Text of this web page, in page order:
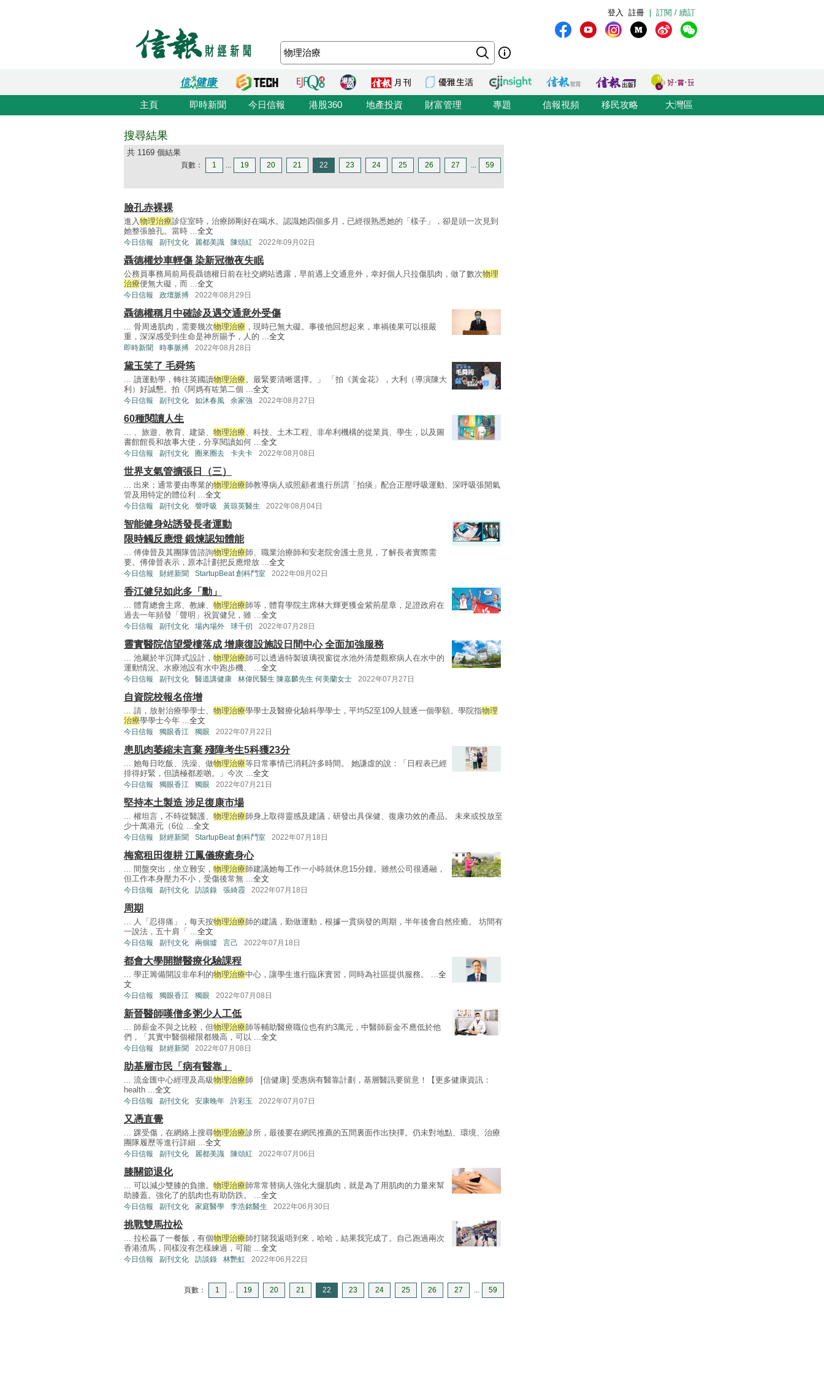
訂閱 / 續訂
註冊
登入
主頁 即時新聞 今日信報 港股360 地產投資 財富管理 專題 信報視頻 移民攻略 大灣區
搜尋結果
共 1169 個結果
頁數： 1 ... 19 20 21 22 23 24 25 26 27 ... 59
臉孔赤裸裸
進入物理治療診症室時，治療師剛好在喝水。認識她四個多月，已經很熟悉她的「樣子」，卻是頭一次見到
她整張臉孔。當時 ...全文
今日信報 副刊文化 麗都美識 陳頌紅 2022年09月02日
聶德權炒車輕傷 染新冠徹夜失眠
公務員事務局前局長聶德權日前在社交網站透露，早前遇上交通意外，幸好個人只拉傷肌肉，做了數次物理
治療便無大礙，而 ...全文
今日信報 政壇脈搏 2022年08月29日
聶德權稱月中確診及遇交通意外受傷
... 骨周邊肌肉，需要幾次物理治療 ，現時已無大礙。事後他回想起來，車禍後果可以很嚴
重，深深感受到生命是神所賜予，人的 ...全文
即時新聞 時事脈搏 2022年08月28日
黛玉笑了 毛舜筠
... 讀運動學，轉往英國讀物理治療。最緊要清晰選擇。」 「拍《黃金花》，大利（導演陳大
利）好誠懇。拍《阿媽有咗第二個 ...全文
今日信報 副刊文化 如沐春風 余家強 2022年08月27日
60種閱讀人生
... 、旅遊、教育、建築、 物理治療、科技、土木工程、非牟利機構的從業員、學生，以及圖
書館館長和故事大使，分享閱讀如何 ...全文
今日信報 副刊文化 圈來圈去 卡夫卡 2022年08月08日
世界支氣管擴張日（三）
... 出來；通常要由專業的物理治療師教導病人或照顧者進行所謂「拍痰」配合正壓呼吸運動、深呼吸張開氣
管及用特定的體位利 ...全文
今日信報 副刊文化 謦呼吸 黃琼英醫生 2022年08月04日
智能健身站誘發長者運動
限時觸反應燈 鍛煉認知體能
... 傅偉晉及其團隊曾諮詢物理治療師、職業治療師和安老院舍護士意見，了解長者實際需
要。傅偉晉表示，原本計劃把反應燈放 ...全文
今日信報 財經新聞 StartupBeat 創科鬥室 2022年08月02日
香江健兒如此多「勳」
... 體育總會主席、教練、 物理治療師等，體育學院主席林大輝更獲金紫荊星章，足證政府在
過去一年頻發「聲明」祝賀健兒，雖 ...全文
今日信報 副刊文化 場內場外 球千仞 2022年07月28日
靈實醫院信望愛樓落成 增康復設施設日間中心 全面加強服務
... 池屬於半沉降式設計， 物理治療師可以透過特製玻璃視窗從水池外清楚觀察病人在水中的
運動情況。水療池設有水中跑步機、 ...全文
今日信報 副刊文化 醫道講健康 林偉民醫生 陳嘉麟先生 何美蘭女士 2022年07月27日
自資院校報名倍增
... 請，放射治療學學士、 物理治療學學士及醫療化驗科學學士，平均52至109人競逐一個學額。學院指物理
治療學學士今年 ...全文
今日信報 獨眼香江 獨眼 2022年07月22日
患肌肉萎縮未言棄 殘障考生5科獲23分
... 她每日吃飯、洗澡、做物理治療等日常事情已消耗許多時間。 她謙虛的說：「日程表已經
排得好緊，但讀極都差啲。」今次 ...全文
今日信報 獨眼香江 獨眼 2022年07月21日
堅持本土製造 涉足復康市場
... 權坦言，不時從醫護、 物理治療師身上取得靈感及建議，研發出具保健、復康功效的產品。 未來或投放至
少十萬港元（6位 ...全文
今日信報 財經新聞 StartupBeat 創科鬥室 2022年07月18日
梅窩租田復耕 江鳳儀療癒身心
... 間盤突出，坐立難安， 物理治療師建議她每工作一小時就休息15分鐘。雖然公司很通融，
但工作本身壓力不小，受傷後常無 ...全文
今日信報 副刊文化 訪談錄 張綺霞 2022年07月18日
周期
... 人「忍得痛」，每天按物理治療師的建議，勤做運動，根據一貫病發的周期，半年後會自然痊癒。 坊間有
一說法，五十肩「 ...全文
今日信報 副刊文化 兩個墟 言己 2022年07月18日
都會大學開辦醫療化驗課程
... 學正籌備開設非牟利的物理治療中心，讓學生進行臨床實習，同時為社區提供服務。 ...全
文
今日信報 獨眼香江 獨眼 2022年07月08日
新晉醫師嘆僧多粥少人工低
... 師薪金不與之比較，但物理治療師等輔助醫療職位也有約3萬元，中醫師薪金不應低於他
們，「其實中醫個權限都幾高，可以 ...全文
今日信報 財經新聞 2022年07月08日
助基層市民「病有醫靠」
... 流金匯中心經理及高級物理治療師 [信健康] 受惠病有醫靠計劃，基層醫訊要留意！【更多健康資訊：
health ...全文
今日信報 副刊文化 安康晚年 許彩玉 2022年07月07日
又憑直覺
... 踝受傷，在網絡上搜尋物理治療診所，最後要在網民推薦的五間裏面作出抉擇。仍未對地點、環境、治療
團隊履歷等進行詳細 ...全文
今日信報 副刊文化 麗都美識 陳頌紅 2022年07月06日
膝關節退化
... 可以減少雙膝的負擔。 物理治療師常常替病人強化大腿肌肉，就是為了用肌肉的力量來幫
助膝蓋。強化了的肌肉也有助防跌。 ...全文
今日信報 副刊文化 家庭醫學 李浩銘醫生 2022年06月30日
挑戰雙馬拉松
... 拉松贏了一餐飯，有個物理治療師打賭我返唔到來，哈哈，結果我完成了。自己跑過兩次
香港渣馬，同樣沒有怎樣練過，可能 ...全文
今日信報 副刊文化 訪談錄 林艷虹 2022年06月22日
頁數： 1 ... 19 20 21 22 23 24 25 26 27 ... 59